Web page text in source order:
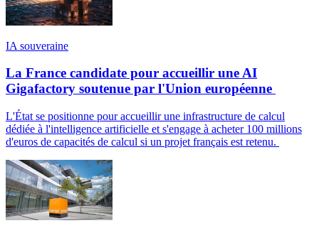
IA souveraine
La France candidate pour accueillir une AI
Gigafactory soutenue par l'Union européenne
L'État se positionne pour accueillir une infrastructure de calcul
dédiée à l'intelligence artificielle et s'engage à acheter 100 millions
d'euros de capacités de calcul si un projet français est retenu.